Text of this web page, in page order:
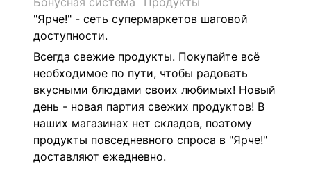
"Ярче!" - сеть супермаркетов шаговой
доступности.
Всегда свежие продукты. Покупайте всё
необходимое по пути, чтобы радовать
вкусными блюдами своих любимых! Новый
день - новая партия свежих продуктов! В
наших магазинах нет складов, поэтому
продукты повседневного спроса в "Ярче!"
доставляют ежедневно.